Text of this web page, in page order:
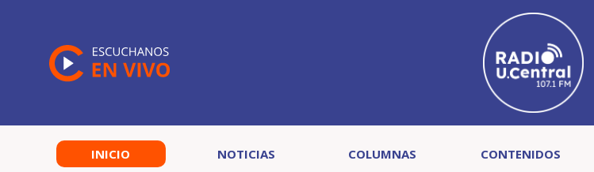
INICIO NOTICIAS COLUMNAS CONTENIDOS